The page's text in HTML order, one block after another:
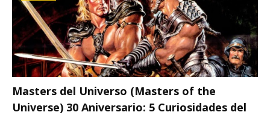
Masters del Universo (Masters of the
Universe) 30 Aniversario: 5 Curiosidades del